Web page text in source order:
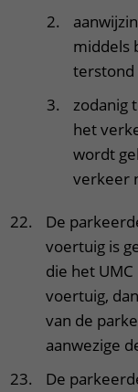
middels
terstond
zodanig
het
wordt
verkeer
De
voertuig is
die het
voertuig,
van de
aanwezige
De